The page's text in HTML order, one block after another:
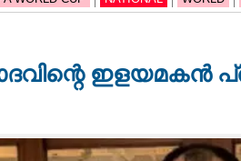
ഇളയമകൻ